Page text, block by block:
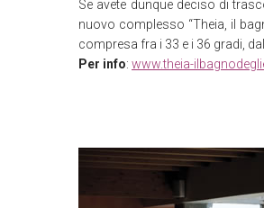
Se avete dunque deciso di
nuovo complesso “Theia, il
compresa fra i 33 e i 36 gradi,
Per info: www.theia-